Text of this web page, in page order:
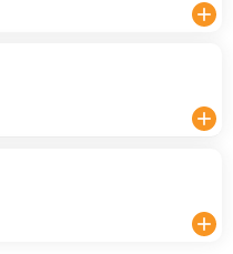
add
add
add